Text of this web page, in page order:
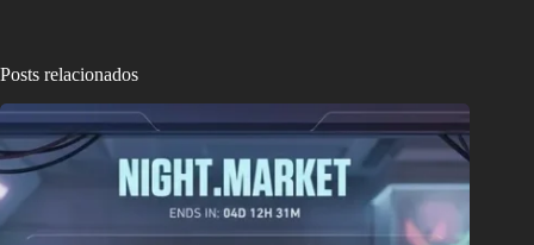
Posts relacionados